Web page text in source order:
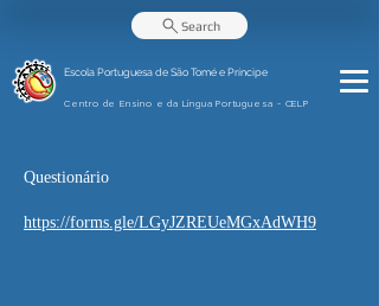
Search
Centro de Ensino e da Língua Portuguesa - CELP
Escola Portuguesa de São Tomé e Príncipe
Questionário
https://forms.gle/LGyJZREUeMGxAdWH9